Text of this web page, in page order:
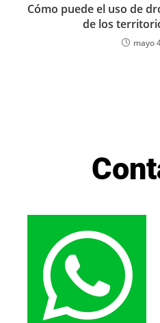
Cómo puede el uso de
de los
mayo